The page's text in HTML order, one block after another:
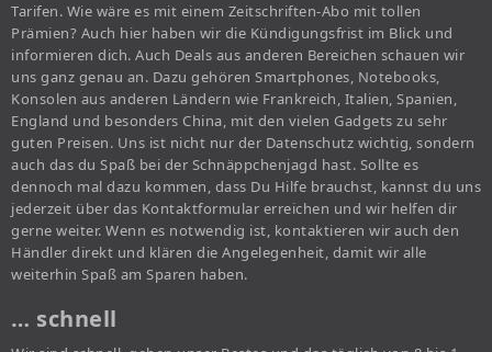
Tarifen. Wie wäre es mit einem Zeitschriften-Abo mit tollen
Prämien? Auch hier haben wir die Kündigungsfrist im Blick und
informieren dich. Auch Deals aus anderen Bereichen schauen wir
uns ganz genau an. Dazu gehören Smartphones, Notebooks,
Konsolen aus anderen Ländern wie Frankreich, Italien, Spanien,
England und besonders China, mit den vielen Gadgets zu sehr
guten Preisen. Uns ist nicht nur der Datenschutz wichtig, sondern
auch das du Spaß bei der Schnäppchenjagd hast. Sollte es
dennoch mal dazu kommen, dass Du Hilfe brauchst, kannst du uns
jederzeit über das Kontaktformular erreichen und wir helfen dir
gerne weiter. Wenn es notwendig ist, kontaktieren wir auch den
Händler direkt und klären die Angelegenheit, damit wir alle
weiterhin Spaß am Sparen haben.
… schnell